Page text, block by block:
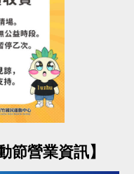
節營業資訊】